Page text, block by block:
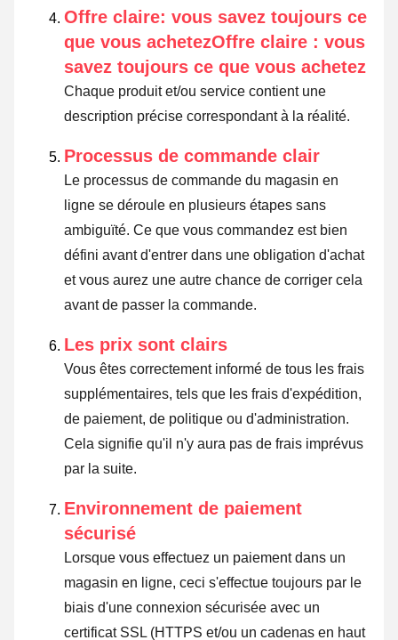
Offre claire: vous savez toujours ce
que vous achetezOffre claire : vous
savez toujours ce que vous achetez
Chaque produit et/ou service contient une
description précise correspondant à la réalité.
Processus de commande clair
Le processus de commande du magasin en
ligne se déroule en plusieurs étapes sans
ambiguïté. Ce que vous commandez est bien
défini avant d'entrer dans une obligation d'achat
et vous aurez une autre chance de corriger cela
avant de passer la commande.
Les prix sont clairs
Vous êtes correctement informé de tous les frais
supplémentaires, tels que les frais d'expédition,
de paiement, de politique ou d'administration.
Cela signifie qu'il n'y aura pas de frais imprévus
par la suite.
Environnement de paiement
sécurisé
Lorsque vous effectuez un paiement dans un
magasin en ligne, ceci s'effectue toujours par le
biais d'une connexion sécurisée avec un
certificat SSL (HTTPS et/ou un cadenas en haut